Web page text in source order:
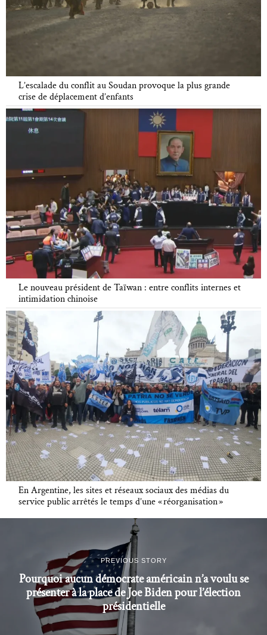
L’escalade du conflit au Soudan provoque la plus grande
crise de déplacement d’enfants
Le nouveau président de Taïwan : entre conflits internes et
intimidation chinoise
En Argentine, les sites et réseaux sociaux des médias du
service public arrêtés le temps d’une « réorganisation »
PREVIOUS STORY
Pourquoi aucun démocrate américain n’a voulu se
présenter à la place de Joe Biden pour l’élection
présidentielle